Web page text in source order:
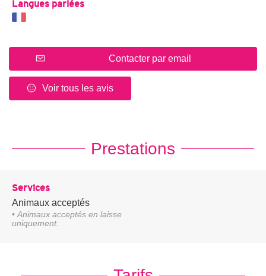
Langues parlées
Contacter par email
Voir tous les avis
Prestations
Services
Animaux acceptés
• Animaux acceptés en laisse
uniquement.